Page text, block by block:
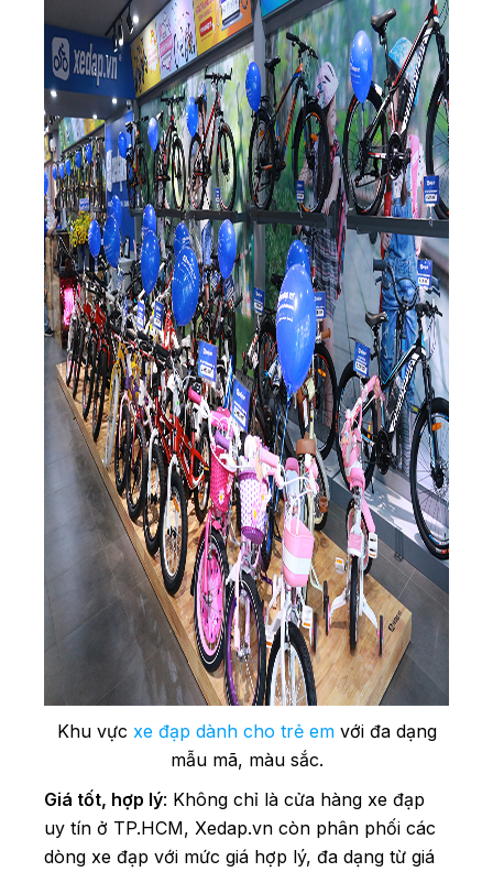
Khu vực xe đạp dành cho trẻ emvới đa dạng
mẫu mã, màu sắc.
Giá tốt, hợp lý: Không chỉ là cửa hàng xe đạp
uy tín ở TP.HCM, Xedap.vn còn phân phối các
dòng xe đạp với mức giá hợp lý, đa dạng từ giá